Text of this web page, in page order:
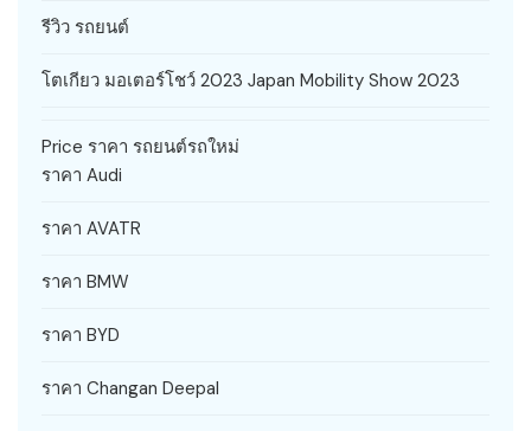
รีวิว รถยนต์
โตเกียว มอเตอร์โชว์ 2023 Japan Mobility Show 2023
Price ราคา รถยนต์รถใหม่
ราคา Audi
ราคา AVATR
ราคา BMW
ราคา BYD
ราคา Changan Deepal